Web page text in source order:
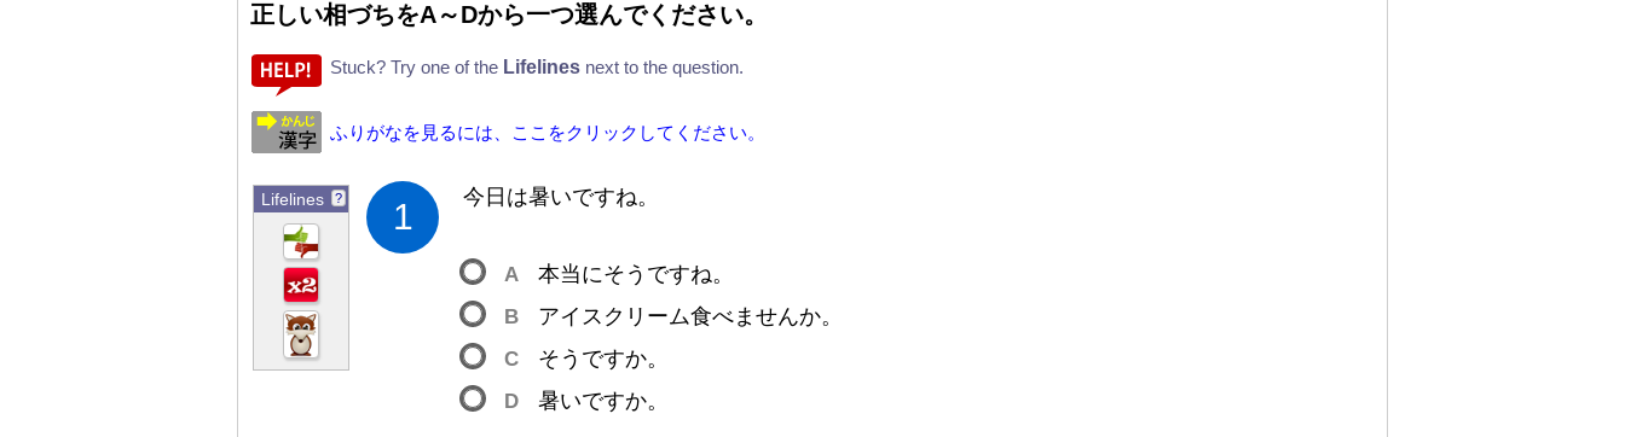
正しい相づちをA～Dから一つ選んでください。
Stuck? Try one of the Lifelines next to the question.
ふりがなを見るには、ここをクリックしてください。
Lifelines ? 1 今 日 は暑いですね。
A 本当にそうですね。
B
アイスクリーム食べませんか。
C
そうですか。
D
暑いですか。